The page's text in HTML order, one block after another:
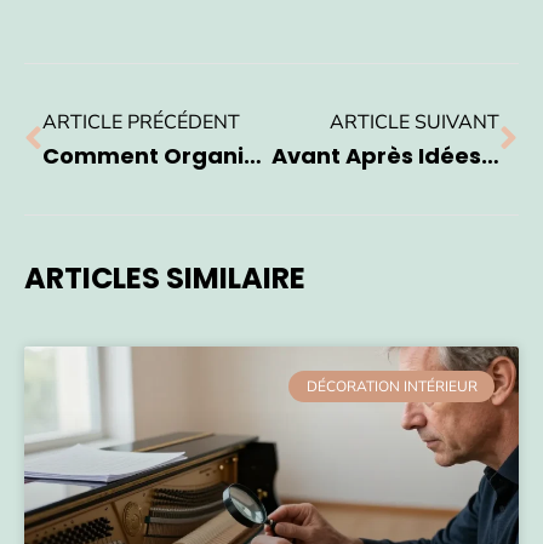
ARTICLE PRÉCÉDENT
Comment Organiser Le Papier De Soie ?
ARTICLE SUIVANT
Avant Après Idées Pour Relooker Cheminée Rustique : Nos Inspirations
ARTICLES SIMILAIRE
DÉCORATION INTÉRIEUR